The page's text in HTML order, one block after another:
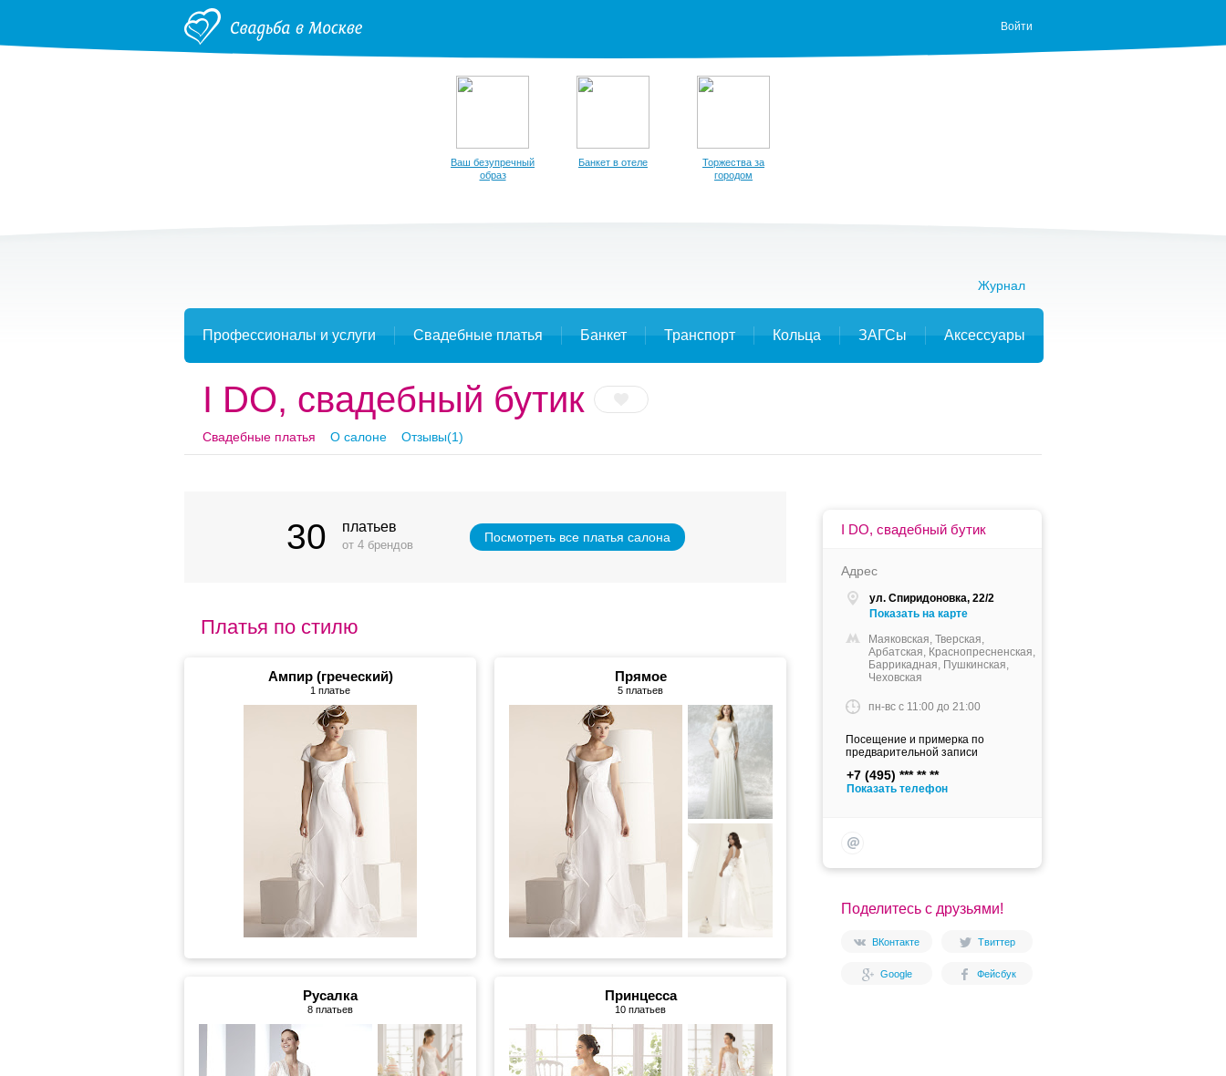
Войти
Ваш безупречный
образ
Банкет в отеле
Торжества за
городом
Журнал
Профессионалы и услуги Свадебные платья Банкет Транспорт Кольца ЗАГСы Аксессуары
I DO, свадебный бутик
Свадебные платья О салоне Отзывы(1)
I DO, свадебный бутик
Адрес
ул. Спиридоновка, 22/2
Показать на карте
Маяковская, Тверская,
Арбатская, Краснопресненская,
Баррикадная, Пушкинская,
Чеховская
пн-вс c 11:00 до 21:00
Посещение и примерка по
предварительной записи
+7 (495)
Показать телефон
Поделитесь с друзьями!
ВКонтакте Твиттер
Google Фейсбук
30 платьев
от 4 брендов
Посмотреть все платья салона
Платья по стилю
Ампир (греческий)
1 платье
Прямое
5 платьев
Русалка
8 платьев
Принцесса
10 платьев